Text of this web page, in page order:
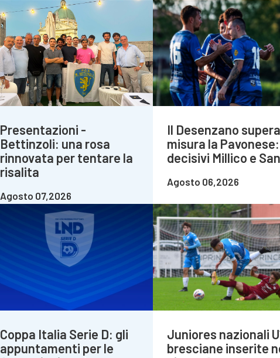
Presentazioni -
Bettinzoli: una rosa
rinnovata per tentare la
risalita
Agosto 07,2026
Il Desenzano
misura la Pavonese:
decisivi Millico e
Agosto 06,2026
Coppa Italia Serie D: gli
appuntamenti per le
Juniores nazionali
bresciane inserite